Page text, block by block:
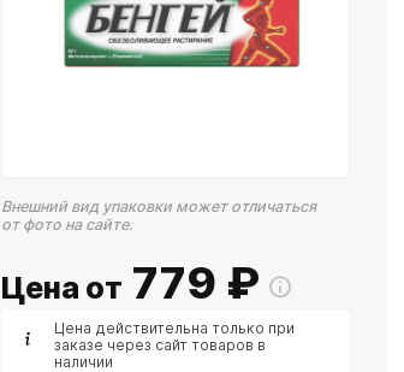
Внешний вид упаковки может отличаться
от фото на сайте.
Цена от 779 ₽
Цена действительна только при
заказе через сайт товаров в
наличии